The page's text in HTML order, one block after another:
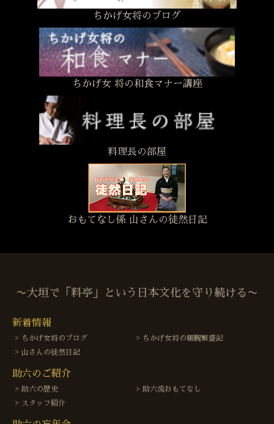
ちかげ女将のブログ
ちかげ女 将の和食マナー講座
料理長の部屋
おもてなし係 山さんの徒然日記
〜大垣で「料亭」という日本文化を守り続ける〜
新着情報
ちかげ女将のブログ
ちかげ女将の細腕繁盛記
山さんの徒然日記
助六のご紹介
助六の歴史
助六流おもてなし
スタッフ紹介